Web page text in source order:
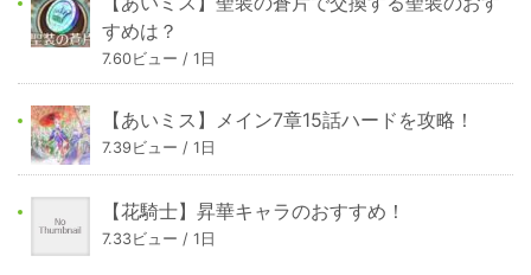
すめは？
7.60ビュー / 1日
【あいミス】メイン7章15話ハードを攻略！
7.39ビュー / 1日
【花騎士】昇華キャラのおすすめ！
7.33ビュー / 1日